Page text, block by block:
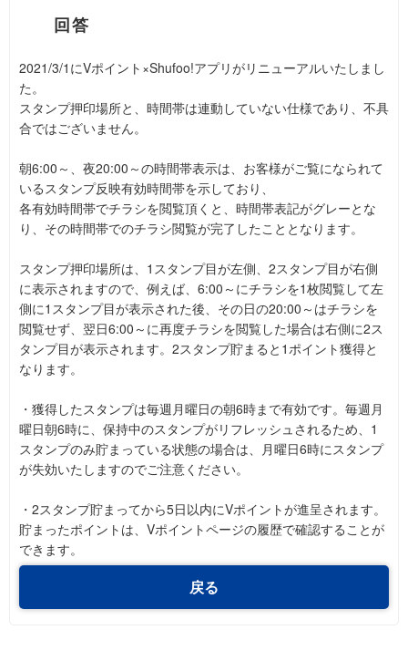
2021/3/1にVポイント×Shufoo!アプリがリニューアルいたしまし
た。
スタンプ押印場所と、時間帯は連動していない仕様であり、不具
合ではございません。
朝6:00～、夜20:00～の時間帯表示は、お客様がご覧になられて
いるスタンプ反映有効時間帯を示しており、
各有効時間帯でチラシを閲覧頂くと、時間帯表記がグレーとな
り、その時間帯でのチラシ閲覧が完了したこととなります。
スタンプ押印場所は、1スタンプ目が左側、2スタンプ目が右側
に表示されますので、例えば、6:00～にチラシを1枚閲覧して左
側に1スタンプ目が表示された後、その日の20:00～はチラシを
閲覧せず、翌日6:00～に再度チラシを閲覧した場合は右側に2ス
タンプ目が表示されます。2スタンプ貯まると1ポイント獲得と
なります。
・獲得したスタンプは毎週月曜日の朝6時まで有効です。毎週月
曜日朝6時に、保持中のスタンプがリフレッシュされるため、1
スタンプのみ貯まっている状態の場合は、月曜日6時にスタンプ
が失効いたしますのでご注意ください。
・2スタンプ貯まってから5日以内にVポイントが進呈されます。
貯まったポイントは、Vポイントページの履歴で確認することが
できます。
戻る